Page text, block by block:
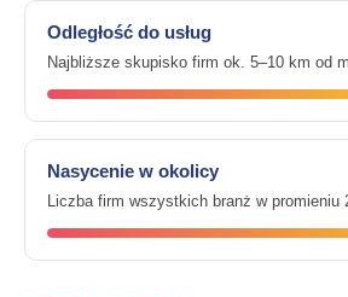
Odległość do usług
Najbliższe skupisko firm ok. 5–10 km od
Nasycenie w okolicy
Liczba firm wszystkich branż w promieniu